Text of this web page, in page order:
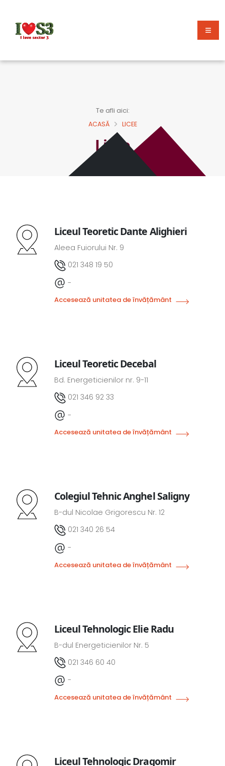
Te afli aici:
ACASĂ LICEE
Licee
Liceul Teoretic Dante Alighieri
Aleea Fuiorului Nr. 9
021 348 19 50
-
Accesează unitatea de învățământ
Liceul Teoretic Decebal
Bd. Energeticienilor nr. 9-11
021 346 92 33
-
Accesează unitatea de învățământ
Colegiul Tehnic Anghel Saligny
B-dul Nicolae Grigorescu Nr. 12
021 340 26 54
-
Accesează unitatea de învățământ
Liceul Tehnologic Elie Radu
B-dul Energeticienilor Nr. 5
021 346 60 40
-
Accesează unitatea de învățământ
Liceul Tehnologic Dragomir